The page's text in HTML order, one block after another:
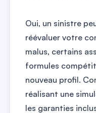
Oui, un sinistre
réévaluer votre
malus, certains
formules
nouveau profil.
réalisant une
les garanties